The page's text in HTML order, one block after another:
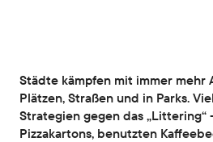
Städte kämpfen mit immer mehr
Plätzen, Straßen und in Parks.
Strategien gegen das „Littering“
Pizzakartons, benutzten